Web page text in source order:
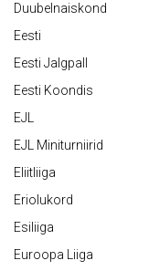
Duubelnaiskond
Eesti
Eesti Jalgpall
Eesti Koondis
EJL
EJL Miniturniirid
Eliitliiga
Eriolukord
Esiliiga
Euroopa Liiga